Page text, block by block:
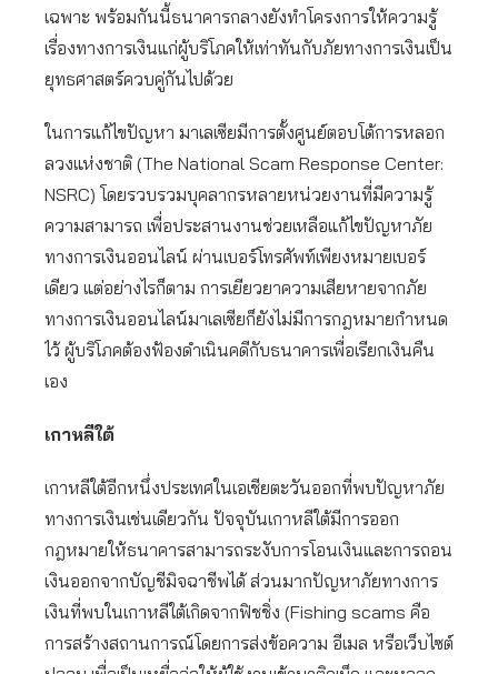
เฉพาะ พร้อมกันนี้ธนาคารกลางยังทำโครงการให้ความรู้
เรื่องทางการเงินแก่ผู้บริโภคให้เท่าทันกับภัยทางการเงินเป็น
ยุทธศาสตร์ควบคู่กันไปด้วย
ในการแก้ไขปัญหา มาเลเซียมีการตั้งศูนย์ตอบโต้การหลอก
ลวงแห่งชาติ (The National Scam Response Center:
NSRC) โดยรวบรวมบุคลากรหลายหน่วยงานที่มีความรู้
ความสามารถ เพื่อประสานงานช่วยเหลือแก้ไขปัญหาภัย
ทางการเงินออนไลน์ ผ่านเบอร์โทรศัพท์เพียงหมายเบอร์
เดียว แต่อย่างไรก็ตาม การเยียวยาความเสียหายจากภัย
ทางการเงินออนไลน์มาเลเซียก็ยังไม่มีการกฎหมายกำหนด
ไว้ ผู้บริโภคต้องฟ้องดำเนินคดีกับธนาคารเพื่อเรียกเงินคืน
เอง
เกาหลีใต้
เกาหลีใต้อีกหนึ่งประเทศในเอเชียตะวันออกที่พบปัญหาภัย
ทางการเงินเช่นเดียวกัน ปัจจุบันเกาหลีใต้มีการออก
กฎหมายให้ธนาคารสามารถระงับการโอนเงินและการถอน
เงินออกจากบัญชีมิจฉาชีพได้ ส่วนมากปัญหาภัยทางการ
เงินที่พบในเกาหลีใต้เกิดจากฟิชชิ่ง (Fishing scams คือ
การสร้างสถานการณ์โดยการส่งข้อความ อีเมล หรือเว็บไซต์